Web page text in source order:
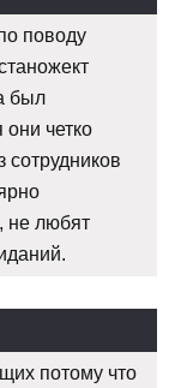
поводу
был
они четко
сотрудников
не любят
потому что